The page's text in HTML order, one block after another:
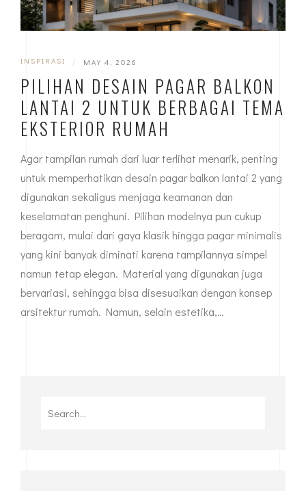
INSPIRASI | MAY 4, 2026
PILIHAN DESAIN PAGAR BALKON
LANTAI 2 UNTUK BERBAGAI TEMA
EKSTERIOR RUMAH
Agar tampilan rumah dari luar terlihat menarik, penting
untuk memperhatikan desain pagar balkon lantai 2 yang
digunakan sekaligus menjaga keamanan dan
keselamatan penghuni. Pilihan modelnya pun cukup
beragam, mulai dari gaya klasik hingga pagar minimalis
yang kini banyak diminati karena tampilannya simpel
namun tetap elegan. Material yang digunakan juga
bervariasi, sehingga bisa disesuaikan dengan konsep
arsitektur rumah. Namun, selain estetika,…